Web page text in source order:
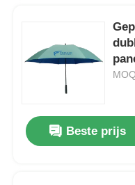
Beste prijs